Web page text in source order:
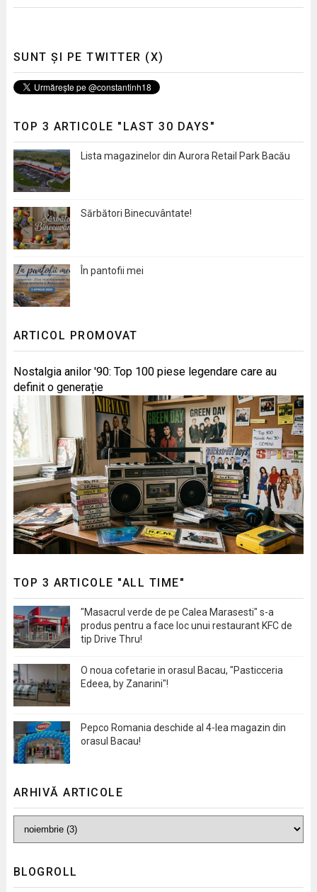
SUNT ȘI PE TWITTER (X)
TOP 3 ARTICOLE "LAST 30 DAYS"
Lista magazinelor din Aurora Retail Park Bacău
Sărbători Binecuvântate!
În pantofii mei
ARTICOL PROMOVAT
Nostalgia anilor '90: Top 100 piese legendare care au
definit o generație
TOP 3 ARTICOLE "ALL TIME"
"Masacrul verde de pe Calea Marasesti" s-a
produs pentru a face loc unui restaurant KFC de
tip Drive Thru!
O noua cofetarie in orasul Bacau, "Pasticceria
Edeea, by Zanarini"!
Pepco Romania deschide al 4-lea magazin din
orasul Bacau!
ARHIVĂ ARTICOLE
BLOGROLL